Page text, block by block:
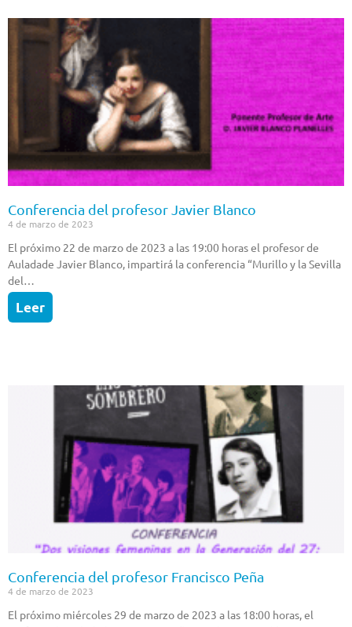
Conferencia del profesor Javier Blanco
4 de marzo de 2023
El próximo 22 de marzo de 2023 a las 19:00 horas el profesor de
Auladade Javier Blanco, impartirá la conferencia “Murillo y la Sevilla
del…
Leer
Conferencia del profesor Francisco Peña
4 de marzo de 2023
El próximo miércoles 29 de marzo de 2023 a las 18:00 horas, el